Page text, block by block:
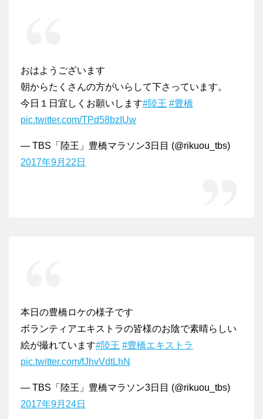
おはようございます
朝からたくさんの方がいらして下さっています。
今日１日宜しくお願いします#陸王 #豊橋
pic.twitter.com/TPd58bzIUw
— TBS「陸王」豊橋マラソン3日目 (@rikuou_tbs)
2017年9月22日
本日の豊橋ロケの様子です
ボランティアエキストラの皆様のお陰で素晴らしい
絵が撮れています#陸王 #豊橋エキストラ
pic.twitter.com/fJhvVdtLhN
— TBS「陸王」豊橋マラソン3日目 (@rikuou_tbs)
2017年9月24日